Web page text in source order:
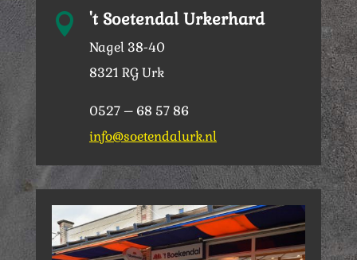
 't Soetendal Urkerhard
Nagel 38-40
8321 RG Urk
0527 – 68 57 86
info@soetendalurk.nl